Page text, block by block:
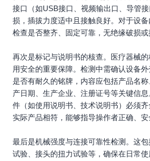
接口（如USB接口、视频输出口、导管
损，插拔力度适中且接触良好。对于设
检查是否整齐、固定可靠，无绝缘破损或
再次是标记与说明书的核查。医疗器械
用安全的重要保障。检测中需确认设备
是否有耐久的铭牌，内容应包括产品名
产日期、生产企业、注册证号等关键信
件（如使用说明书、技术说明书）必须
实际产品相符，能够指导操作者正确、安
最后是机械强度与连接可靠性检测。这
试验、接头的扭力试验等，确保在日常